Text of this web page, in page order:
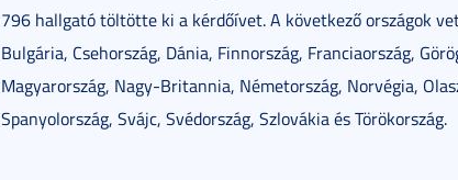
796 hallgató töltötte ki a kérdőívet. A következő országok
Bulgária, Csehország, Dánia, Finnország, Franciaország,
Magyarország, Nagy-Britannia, Németország, Norvégia,
Spanyolország, Svájc, Svédország, Szlovákia és Törökország.